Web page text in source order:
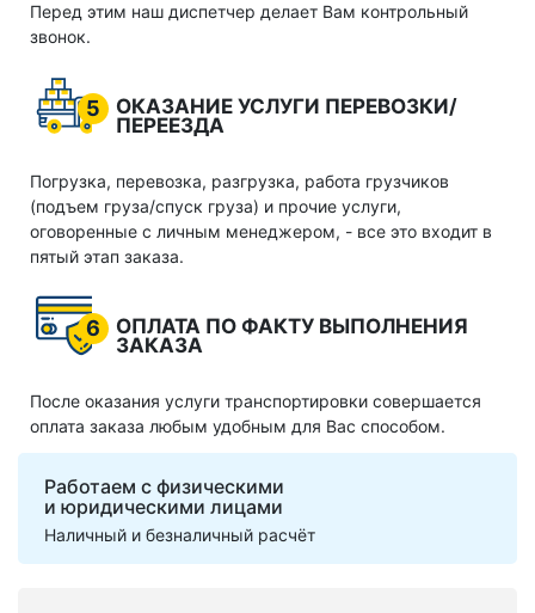
Перед этим наш диспетчер делает Вам контрольный
звонок.
5
ОКАЗАНИЕ УСЛУГИ ПЕРЕВОЗКИ/
ПЕРЕЕЗДА
Погрузка, перевозка, разгрузка, работа грузчиков
(подъем груза/спуск груза) и прочие услуги,
оговоренные с личным менеджером, - все это входит в
пятый этап заказа.
6
ОПЛАТА ПО ФАКТУ ВЫПОЛНЕНИЯ
ЗАКАЗА
После оказания услуги транспортировки совершается
оплата заказа любым удобным для Вас способом.
Работаем с физическими
и юридическими лицами
Наличный и безналичный расчёт